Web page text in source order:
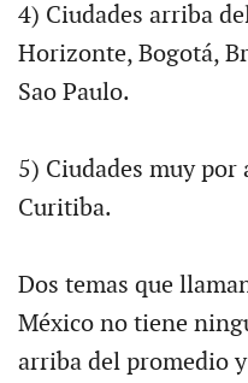
4) Ciudades arriba
Horizonte, Bogotá,
Sao Paulo.
5) Ciudades muy
Curitiba.
Dos temas que
México no tiene
arriba del promedio